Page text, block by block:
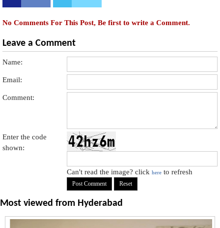
No Comments For This Post, Be first to write a Comment.
Leave a Comment
Name:
Email:
Comment:
Enter the code
shown:
Can't read the image? clickhere to refresh
Most viewed from Hyderabad